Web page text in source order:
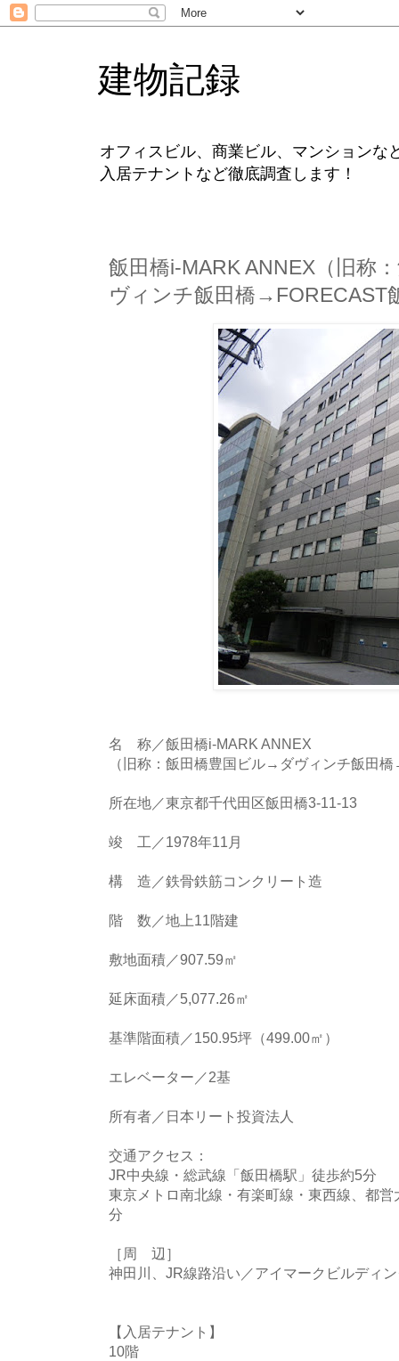
建物記録
オフィスビル、商業ビル、マンションな
入居テナントなど徹底調査します！
飯田橋i-MARK ANNEX（旧称
ヴィンチ飯田橋→FORECAST
名 称／飯田橋i-MARK ANNEX
（旧称：飯田橋豊国ビル→ダヴィンチ飯田
所在地／東京都千代田区飯田橋3-11-13
竣 工／1978年11月
構 造／鉄骨鉄筋コンクリート造
階 数／地上11階建
敷地面積／907.59㎡
延床面積／5,077.26㎡
基準階面積／150.95坪（499.00㎡）
エレベーター／2基
所有者／日本リート投資法人
交通アクセス：
JR中央線・総武線「飯田橋駅」徒歩約5分
東京メトロ南北線・有楽町線・東西線、都
分
［周 辺］
神田川、JR線路沿い／アイマークビルディ
【入居テナント】
10階